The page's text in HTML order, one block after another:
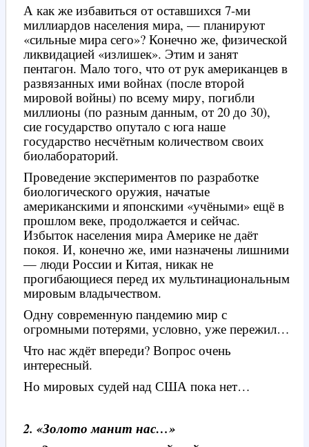
А как же избавиться от оставшихся 7-ми
миллиардов населения мира, — планируют
«сильные мира сего»? Конечно же, физической
ликвидацией «излишек». Этим и занят
пентагон. Мало того, что от рук американцев в
развязанных ими войнах (после второй
мировой войны) по всему миру, погибли
миллионы (по разным данным, от 20 до 30),
сие государство опутало с юга наше
государство несчётным количеством своих
биолабораторий.
Проведение экспериментов по разработке
биологического оружия, начатые
американскими и японскими «учёными» ещё в
прошлом веке, продолжается и сейчас.
Избыток населения мира Америке не даёт
покоя. И, конечно же, ими назначены лишними
— люди России и Китая, никак не
прогибающиеся перед их мультинациональным
мировым владычеством.
Одну современную пандемию мир с
огромными потерями, условно, уже пережил…
Что нас ждёт впереди? Вопрос очень
интересный.
Но мировых судей над США пока нет…
2. «Золото манит нас…»